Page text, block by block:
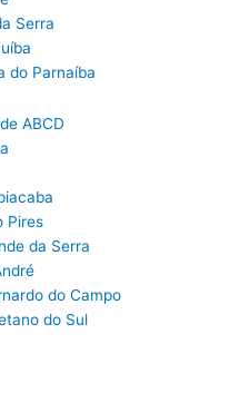
Serra
do Parnaíba
ABCD
Pires
da Serra
do Campo
do Sul